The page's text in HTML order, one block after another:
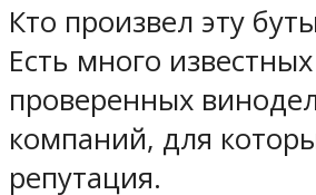
Кто произвел эту
Есть много
проверенных
компаний, для
репутация.